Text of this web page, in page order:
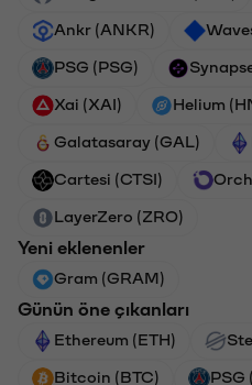
Ankr (ANKR)
PSG (PSG)
Xai (XAI) Helium
Galatasaray (GAL)
Cartesi (CTSI)
LayerZero (ZRO)
Yeni eklenenler
Gram (GRAM)
Günün öne çıkanları
Ethereum (ETH)
Bitcoin (BTC) PSG